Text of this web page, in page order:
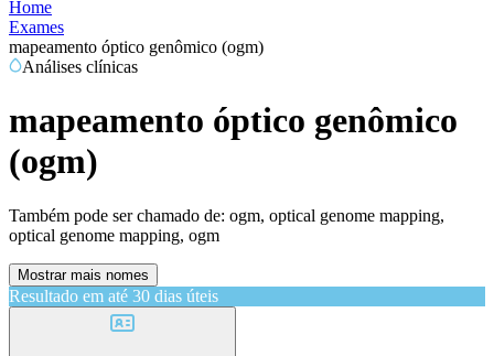
Home
Exames
mapeamento óptico genômico (ogm)
Análises clínicas
mapeamento óptico genômico
(ogm)
Também pode ser chamado de: ogm, optical genome mapping,
optical genome mapping, ogm
Mostrar mais nomes
Resultado em até 30 dias úteis